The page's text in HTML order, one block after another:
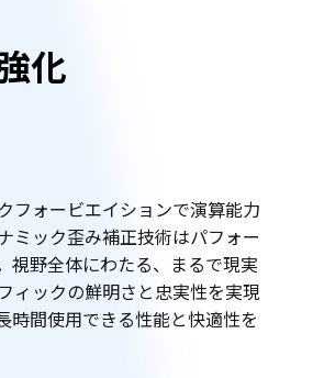
化
フォービエイションで演算能力
ミック歪み補正技術はパフォー
視野全体にわたる、まるで現実
ィックの鮮明さと忠実性を実現
時間使用できる性能と快適性を